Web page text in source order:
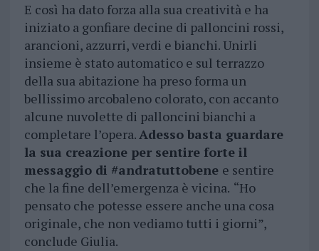
E così ha dato forza alla sua creatività e ha
iniziato a gonfiare decine di palloncini rossi,
arancioni, azzurri, verdi e bianchi. Unirli
insieme è stato automatico e sul terrazzo
della sua abitazione ha preso forma un
bellissimo arcobaleno colorato, con accanto
alcune nuvolette di palloncini bianchi a
completare l’opera.Adesso basta guardare
la sua creazione per sentire forte il
messaggio di #andratuttobene e sentire
che la fine dell’emergenza è vicina. “Ho
pensato che potesse essere anche una cosa
originale, che non vediamo tutti i giorni”,
conclude Giulia.